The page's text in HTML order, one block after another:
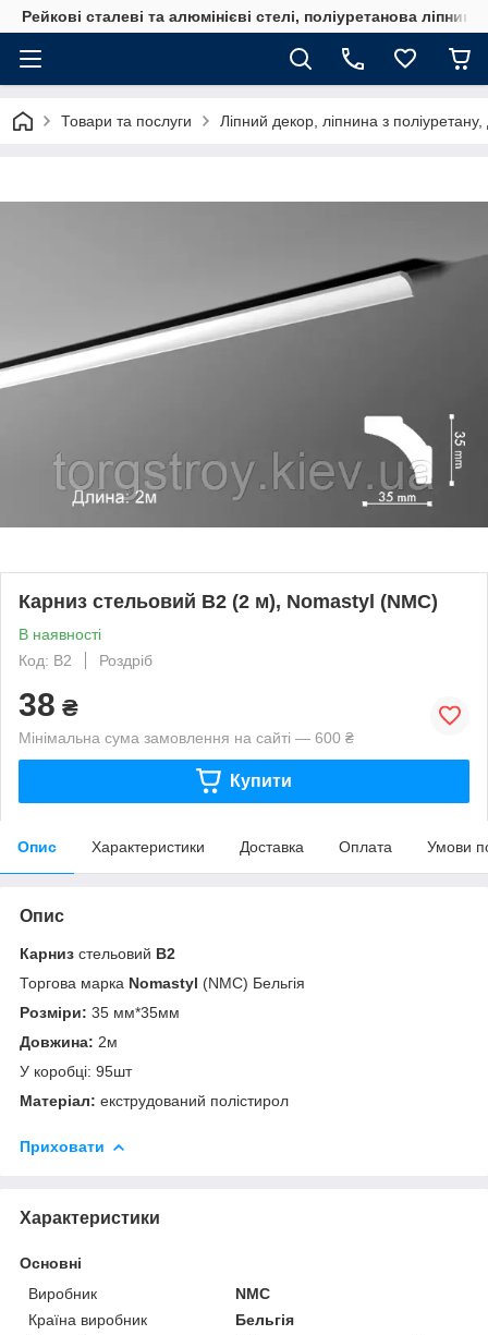
Рейкові сталеві та алюмінієві стелі, поліуретанова
Товари та послуги Ліпний декор, ліпнина з
Карниз стельовий B2 (2 м), Nomastyl (NMC)
В наявності
Код: B2
Роздріб
38 ₴
Мінімальна сума замовлення на сайті — 600 ₴
Купити
Опис Характеристики Доставка Оплата Умови
Опис
Карниз стельовий B2
Торгова марка Nomastyl (NMC) Бельгія
Розміри: 35 мм*35мм
Довжина: 2м
У коробці: 95шт
Матеріал: екструдований полістирол
Приховати
Характеристики
Основні
Виробник
NMC
Країна виробник
Бельгія